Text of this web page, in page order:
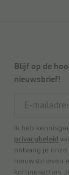
Blijf op de
nieuwsbrief!
Ik heb
privacybeleid
ontvang je
nieuwsbrieven
kortingsacties.